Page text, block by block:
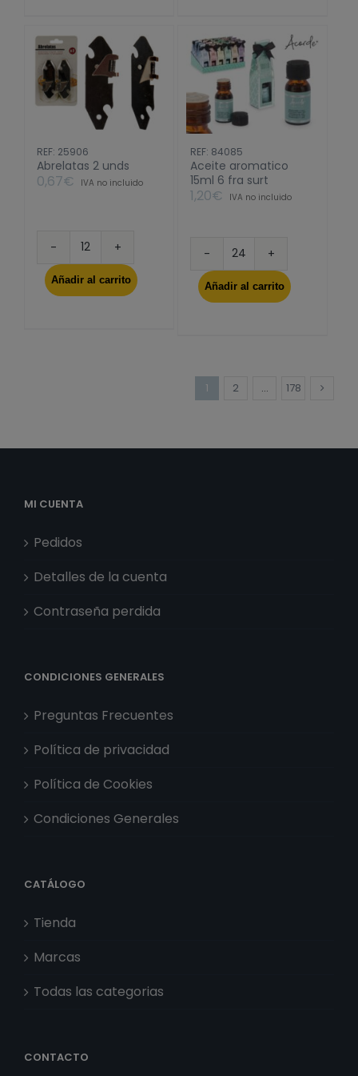
REF: 25906
Abrelatas 2 unds
0,67€ IVA no incluido
Abrelatas
unds
Añadir al carrito
REF: 84085
Aceite aromatico
15ml 6 fra surt
1,20€ IVA no incluido
Aceite
aromatico
15ml
Añadir al carrito
1 2 … 178
MI CUENTA
Pedidos
Detalles de la cuenta
Contraseña perdida
CONDICIONES GENERALES
Preguntas Frecuentes
Política de privacidad
Política de Cookies
Condiciones Generales
CATÁLOGO
Tienda
Marcas
Todas las categorias
CONTACTO